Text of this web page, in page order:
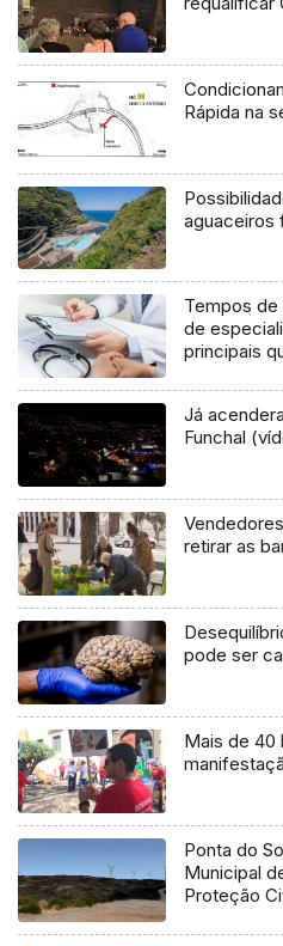
Rápida na
aguaceiros
Tempos de
de
principais
Já
Funchal
retirar as
pode ser
Mais de 40
Ponta do
Municipal
Proteção